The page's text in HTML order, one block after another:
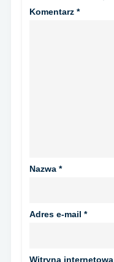
Komentarz *
Nazwa *
Adres e-mail *
Witryna internetowa